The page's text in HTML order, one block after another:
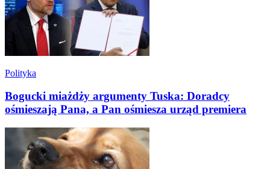
Polityka
Bogucki miażdży argumenty Tuska: Doradcy
ośmieszają Pana, a Pan ośmiesza urząd premiera